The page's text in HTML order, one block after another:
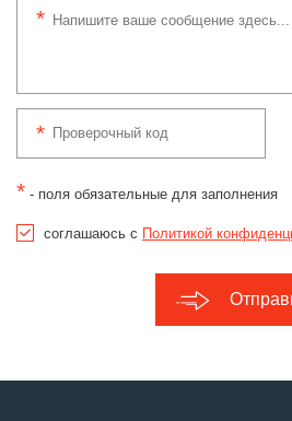
* - поля обязательные для заполнения
соглашаюсь с Политикой